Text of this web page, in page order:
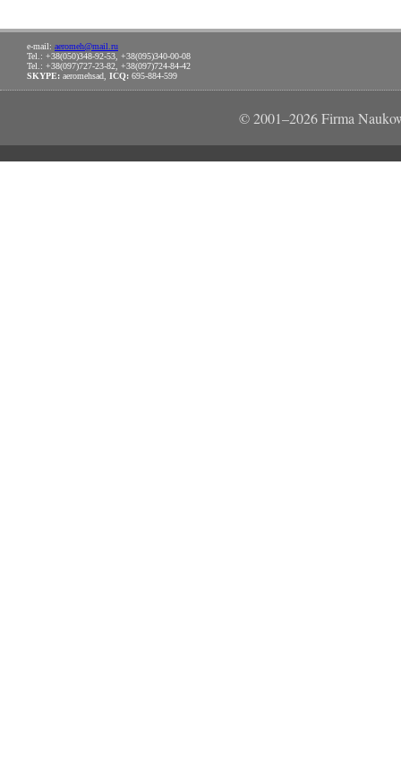
e-mail: aeromeh@mail.ru
Tel.: +38(050)348-92-53, +38(095)340-00-08
Tel.: +38(097)727-23-82, +38(097)724-84-42
SKYPE: aeromehsad, ICQ: 695-884-599
© 2001–2026 Firma